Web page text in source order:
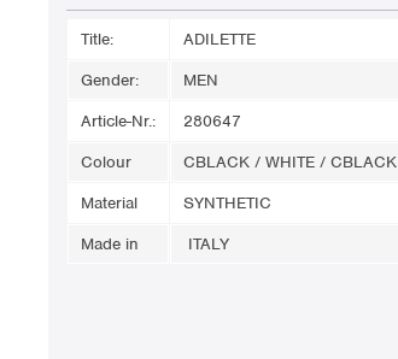
Title:
ADILETTE
Gender:
MEN
Article-Nr.:
280647
Colour
CBLACK / WHITE / CBLACK
Material
SYNTHETIC
Made in
ITALY